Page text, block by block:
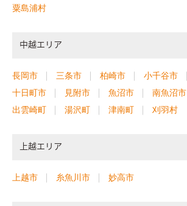
粟島浦村
中越エリア
長岡市 三条市 柏崎市 小千谷市
十日町市
見附市 魚沼市 南魚沼市
出雲崎町
湯沢町 津南町 刈羽村
上越エリア
上越市 糸魚川市 妙高市